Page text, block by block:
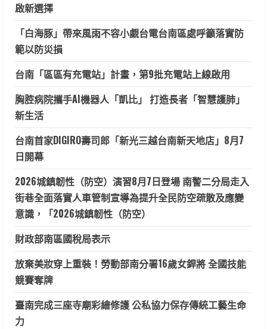
啟新選擇
「白海豚」帶來風雨不容小覷台電台南區處呼籲落實防
範以防災損
台南「區區有充電站」計畫，第9批充電站上線啟用
胸腔病院攜手AI機器人「凱比」 打造長者「智慧護肺」
新生活
台南首家DIGIRO壽司郎「新光三越台南新天地店」8月7
日開幕
2026城鎮韌性（防空）演習8月7日登場 南警二分局走入
街巷全面落實人車管制宣導為提升全民防空疏散及應變
意識，「2026城鎮韌性（防空）
財政部南區國稅局表示
放棄美妝穿上重裝！勞動部南分署16歲女銲將 全國技能
競賽奪牌
臺南完成三座寺廟彩繪修護 公私協力保存傳統工藝生命
力